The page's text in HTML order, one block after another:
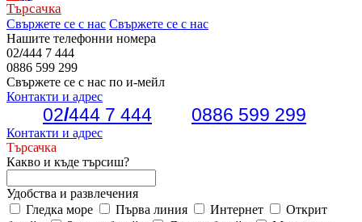
Търсачка
Свържете се с нас Свържете се с нас
Нашите телефонни номера
02/444 7 444
0886 599 299
Свържете се с нас по и-мейл
Контакти и адрес
02/444 7 444 0886 599 299
Контакти и адрес
Търсачка
Какво и къде търсиш?
Удобства и развлечения
Гледка море
Първа линия Интернет
Открит